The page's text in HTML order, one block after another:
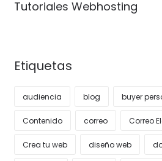
Tutoriales Webhosting
Etiquetas
audiencia blog buyer
Contenido correo Correo
Crea tu web diseño web